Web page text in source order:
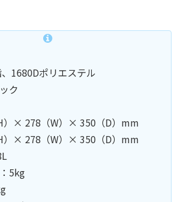
1680Dポリエステル
ク
）× 278（W）× 350（D）mm
）× 278（W）× 350（D）mm
5kg